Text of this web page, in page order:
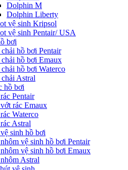
Dolphin M
Dolphin Liberty
vệ sinh Kripsol
vệ sinh Pentair/ USA
bơi
hồ bơi Pentair
hồ bơi Emaux
hồ bơi Waterco
Astral
hồ bơi
Pentair
rác Emaux
Waterco
Astral
sinh hồ bơi
vệ sinh hồ bơi Pentair
nhôm vệ sinh hồ bơi Emaux
Astral